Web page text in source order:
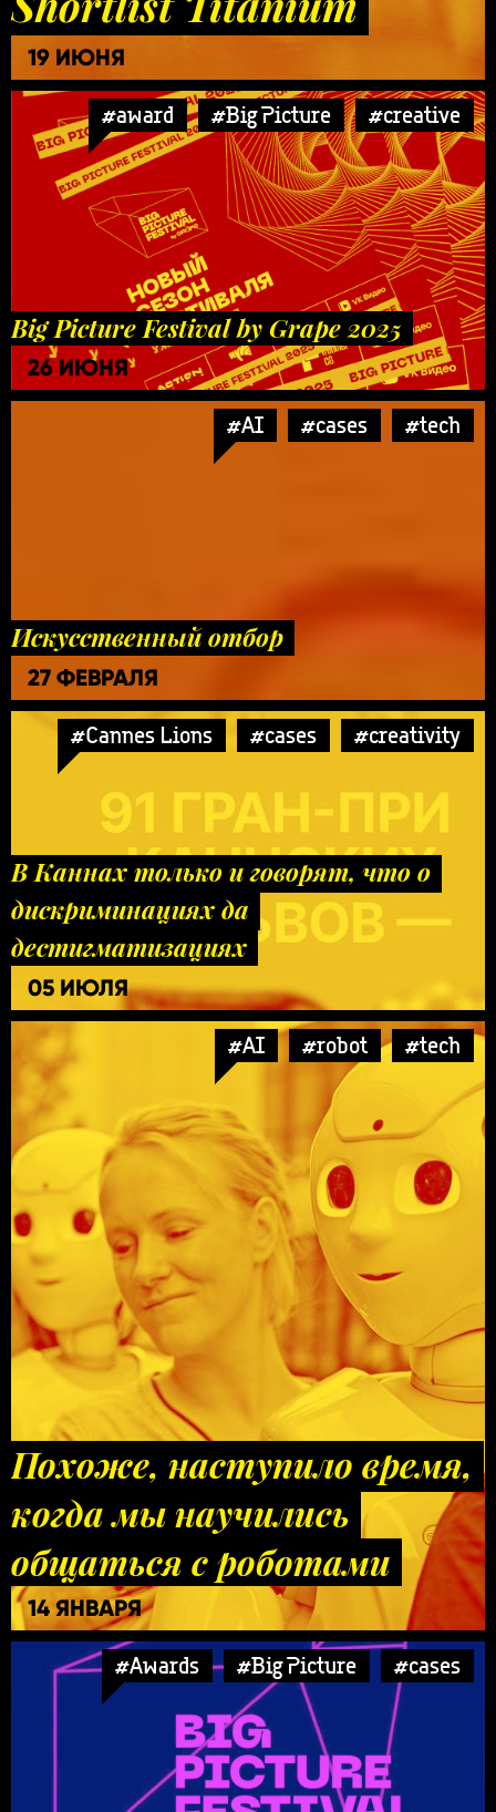
19 ИЮНЯ
#award #Big Picture #creative
Big Picture Festival by Grape 2025
26 ИЮНЯ
#AI #cases #tech
Искусственный отбор
27 ФЕВРАЛЯ
#Cannes Lions #cases #creativity
В Каннах только и говорят, что о
дискриминациях да
дестигматизациях
05 ИЮЛЯ
#AI #robot #tech
Похоже, наступило время,
когда мы научились
общаться с роботами
14 ЯНВАРЯ
#Awards #Big Picture #cases